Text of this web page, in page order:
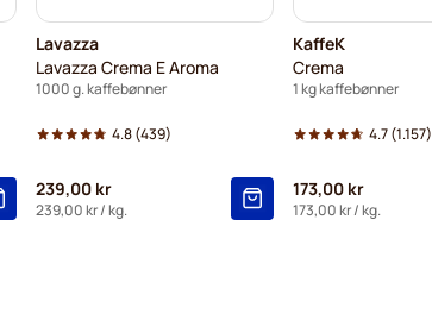
Lavazza
Lavazza Crema E Aroma
1000 g. kaffebønner
4.8(439)
239,00 kr
239,00 kr/ kg.
KaffeK
Crema
1 kg kaffebønner
4.7(1.157)
173,00 kr
173,00 kr/ kg.